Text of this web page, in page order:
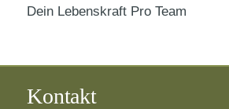
Dein Lebenskraft Pro Team
Kontakt